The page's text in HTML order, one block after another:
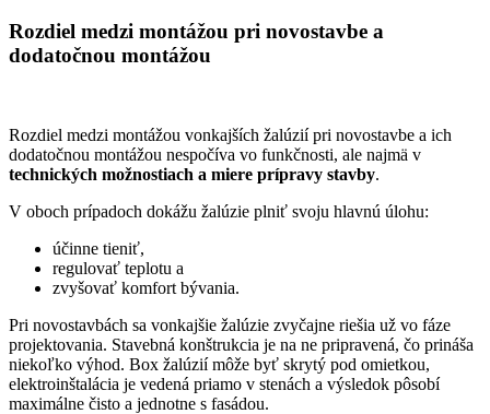
Rozdiel medzi montážou pri novostavbe a
dodatočnou montážou
Rozdiel medzi montážou vonkajších žalúzií pri novostavbe a ich
dodatočnou montážou nespočíva vo funkčnosti, ale najmä v
technických možnostiach a miere prípravy stavby.
V oboch prípadoch dokážu žalúzie plniť svoju hlavnú úlohu:
účinne tieniť,
regulovať teplotu a
zvyšovať komfort bývania.
Pri novostavbách sa vonkajšie žalúzie zvyčajne riešia už vo fáze
projektovania. Stavebná konštrukcia je na ne pripravená, čo prináša
niekoľko výhod. Box žalúzií môže byť skrytý pod omietkou,
elektroinštalácia je vedená priamo v stenách a výsledok pôsobí
maximálne čisto a jednotne s fasádou.